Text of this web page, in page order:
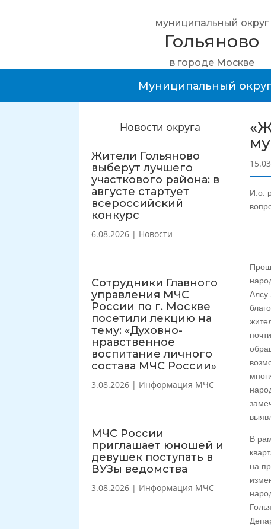
муниципальный округ
Гольяново
в городе Москве
Муниципальный округ
Новости округа
Жители Гольяново
выберут лучшего
участкового района: в
августе стартует
всероссийский
конкурс
6.08.2026 | Новости
Сотрудники Главного
управления МЧС
России по г. Москве
посетили лекцию на
тему: «Духовно-
нравственное
воспитание личного
состава МЧС России»
3.08.2026 | Информация МЧС
МЧС России
приглашает юношей и
девушек поступать в
ВУЗы ведомства
3.08.2026 | Информация МЧС
И.о.
Алсу
В
на